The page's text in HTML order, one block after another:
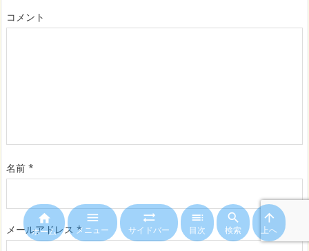
コメント
名前 *
メールアドレス *

ホーム

メニュー

サイドバー

目次

検索

上へ